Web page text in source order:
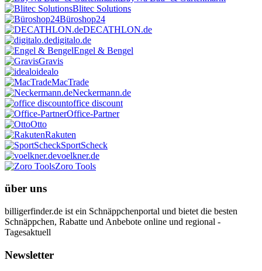
Blitec Solutions
Büroshop24
DECATHLON.de
digitalo.de
Engel & Bengel
Gravis
idealo
MacTrade
Neckermann.de
office discount
Office-Partner
Otto
Rakuten
SportScheck
voelkner.de
Zoro Tools
über uns
billigerfinder.de ist ein Schnäppchenportal und bietet die besten
Schnäppchen, Rabatte und Anbebote online und regional -
Tagesaktuell
Newsletter